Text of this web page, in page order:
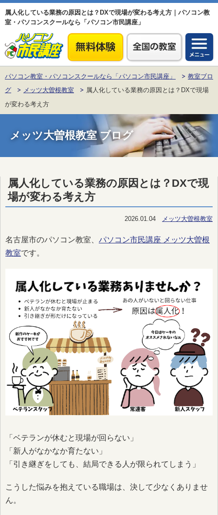
属人化している業務の原因とは？DXで現場が変わる考え方｜パソコン教
室・パソコンスクールなら「パソコン市民講座」
パソコン教室・パソコンスクールなら「パソコン市民講座」
教室ブロ
グ
メッツ大曽根教室
属人化している業務の原因とは？DXで現場
が変わる考え方
メッツ大曽根教室 ブログ
属人化している業務の原因とは？DXで現
場が変わる考え方
2026.01.04 メッツ大曽根教室
名古屋市のパソコン教室、 パソコン市民講座 メッツ大曽根
教室です。
「ベテランが休むと現場が回らない」
「新人がなかなか育たない」
「引き継ぎをしても、結局できる人が限られてしまう」
こうした悩みを抱えている職場は、決して少なくありませ
ん。